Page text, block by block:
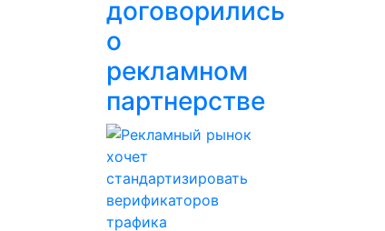
договорились
о
рекламном
партнерстве